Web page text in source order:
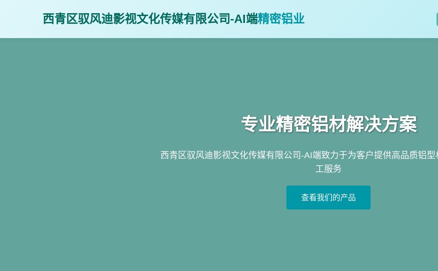
西青区驭风迪影视文化传媒有限公司-AI端精密铝业
专业精密铝材解决方案
西青区驭风迪影视文化传媒有限公司-AI端致力于为客户提供高品质铝
工服务
查看我们的产品